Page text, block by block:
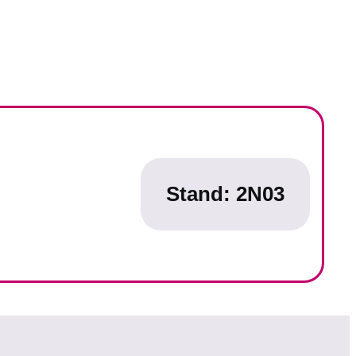
Stand: 2N03